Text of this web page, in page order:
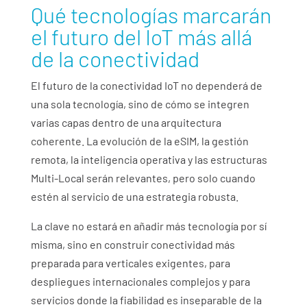
Qué tecnologías marcarán
el futuro del IoT más allá
de la conectividad
El futuro de la conectividad IoT no dependerá de
una sola tecnología, sino de cómo se integren
varias capas dentro de una arquitectura
coherente. La evolución de la eSIM, la gestión
remota, la inteligencia operativa y las estructuras
Multi-Local serán relevantes, pero solo cuando
estén al servicio de una estrategia robusta.
La clave no estará en añadir más tecnología por sí
misma, sino en construir conectividad más
preparada para verticales exigentes, para
despliegues internacionales complejos y para
servicios donde la fiabilidad es inseparable de la